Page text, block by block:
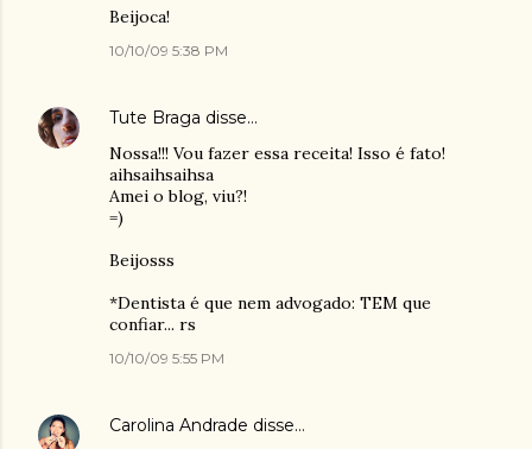
Beijoca!
10/10/09 5:38 PM
Tute Braga disse…
Nossa!!! Vou fazer essa receita! Isso é fato!
aihsaihsaihsa
Amei o blog, viu?!
=)
Beijosss
*Dentista é que nem advogado: TEM que
confiar... rs
10/10/09 5:55 PM
Carolina Andrade disse…